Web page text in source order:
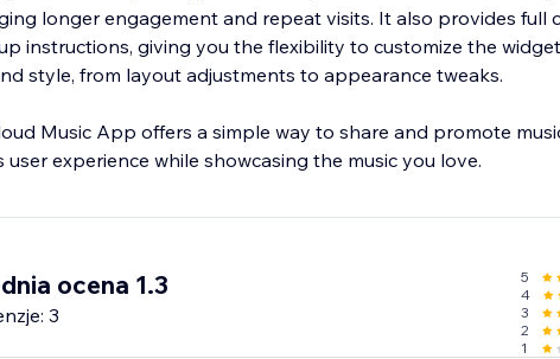
longer engagement and repeat visits. It also provides full
instructions, giving you the flexibility to customize the
style, from layout adjustments to appearance tweaks.
Music App offers a simple way to share and promote
ocena 1.3
3
5
4
3
2
1